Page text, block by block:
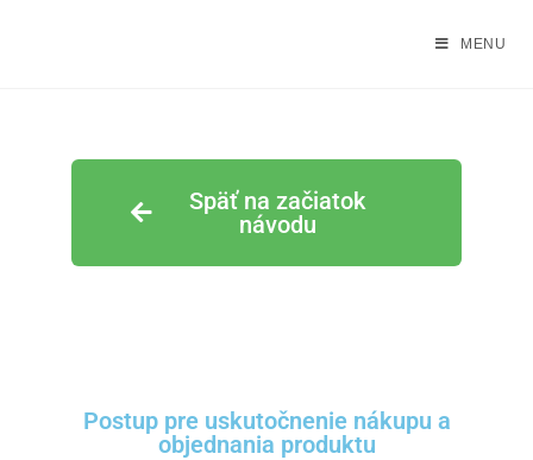
MENU
Späť na začiatok
návodu
Postup pre uskutočnenie nákupu a
objednania produktu